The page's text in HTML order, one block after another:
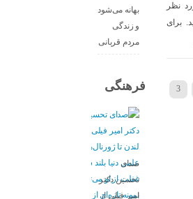
نظر
برای
3
بهانه می‌شود
و زندگی
مردم قربانی
فرهنگی
صدای
تحسین دکتر
امیر فیلی از